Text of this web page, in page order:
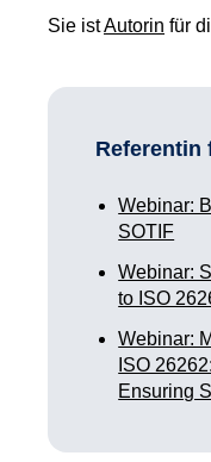
Sie istAutorin für
Referentin
Webinar:
SOTIF
Webinar:
to ISO
Webinar:
ISO
Ensuring